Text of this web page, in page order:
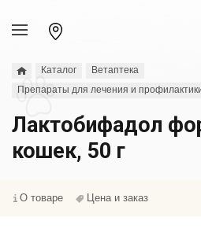
Каталог
Ветаптека
Препараты для лечения и
Лактобифадол
кошек, 50 г
О товаре Цена и заказ